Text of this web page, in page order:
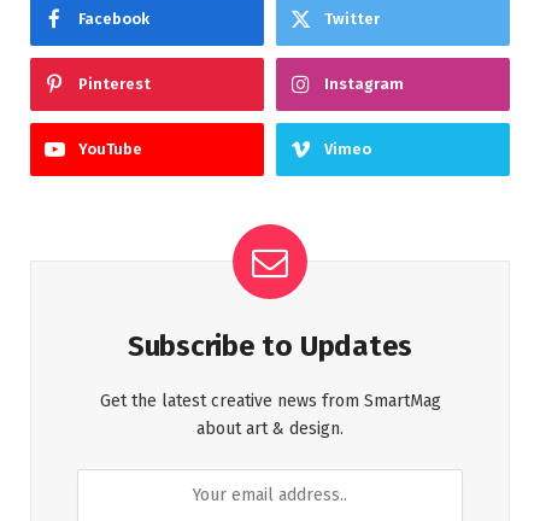
Facebook Twitter
Pinterest Instagram
YouTube Vimeo
Subscribe to Updates
Get the latest creative news from SmartMag
about art & design.